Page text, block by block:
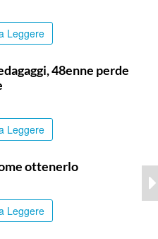
Leggere
48enne perde
Leggere
ottenerlo
Leggere